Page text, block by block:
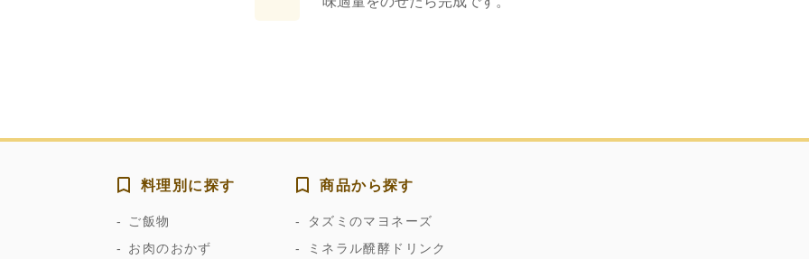
料理別に探す
ご飯物
お肉のおかず
商品から探す
タズミのマヨネーズ
ミネラル醗酵ドリンク